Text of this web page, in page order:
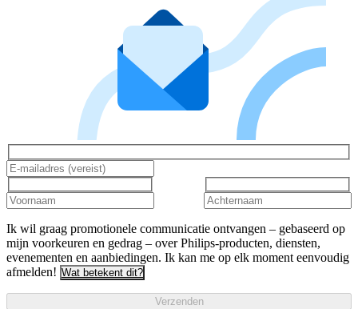
Ik wil graag promotionele communicatie ontvangen – gebaseerd op
mijn voorkeuren en gedrag – over Philips-producten, diensten,
evenementen en aanbiedingen. Ik kan me op elk moment eenvoudig
afmelden! Wat betekent dit?
Verzenden